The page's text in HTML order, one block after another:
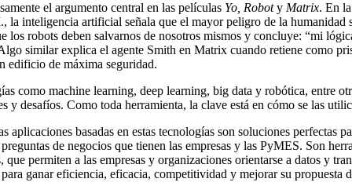
el argumento central en las películas Yo, Roboty Matrix. En
la inteligencia artificial señala que el mayor peligro de la humanidad
los robots deben salvarnos de nosotros mismos y concluye: “mi
similar explica el agente Smith en Matrix cuando retiene como
edificio de máxima seguridad.
como machine learning, deep learning, big data y robótica, entre
y desafíos. Como toda herramienta, la clave está en cómo se las
aplicaciones basadas en estas tecnologías son soluciones perfectas
de negocios que tienen las empresas y las PyMES. Son
que permiten a las empresas y organizaciones orientarse a datos y
ganar eficiencia, eficacia, competitividad y mejorar su propuesta